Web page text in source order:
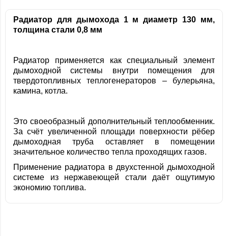
Радиатор для дымохода 1 м диаметр 130 мм,
толщина стали 0,8 мм
Радиатор применяется как специальный элемент
дымоходной системы внутри помещения для
твердотопливных теплогенераторов – булерьяна,
камина, котла.
Это своеобразный дополнительный теплообменник.
За счёт увеличенной площади поверхности рёбер
дымоходная труба оставляет в помещении
значительное количество тепла проходящих газов.
Применение радиатора в двухстенной дымоходной
системе из нержавеющей стали даёт ощутимую
экономию топлива.